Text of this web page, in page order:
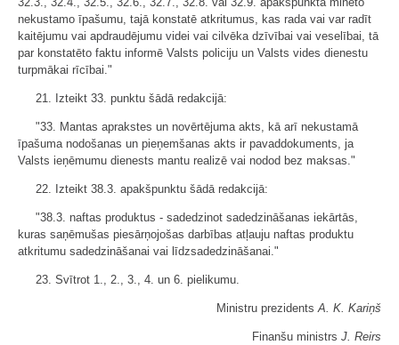
nekustamo īpašumu, tajā konstatē atkritumus, kas rada vai var radīt
kaitējumu vai apdraudējumu videi vai cilvēka dzīvībai vai veselībai, tā
par konstatēto faktu informē Valsts policiju un Valsts vides dienestu
turpmākai rīcībai."
21. Izteikt 33. punktu šādā redakcijā:
"33. Mantas aprakstes un novērtējuma akts, kā arī nekustamā
īpašuma nodošanas un pieņemšanas akts ir pavaddokuments, ja
Valsts ieņēmumu dienests mantu realizē vai nodod bez maksas."
22. Izteikt 38.3. apakšpunktu šādā redakcijā:
"38.3. naftas produktus - sadedzinot sadedzināšanas iekārtās,
kuras saņēmušas piesārņojošas darbības atļauju naftas produktu
atkritumu sadedzināšanai vai līdzsadedzināšanai."
23. Svītrot 1., 2., 3., 4. un 6. pielikumu.
Ministru prezidentsA. K. Kariņš
Finanšu ministrs J. Reirs